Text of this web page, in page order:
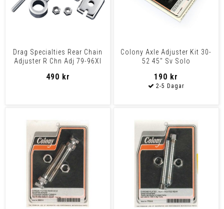
Drag Specialties Rear Chain
Adjuster R Chn Adj 79-96Xl
490 kr
Colony Axle Adjuster Kit 30-
52 45" Sv Solo
190 kr